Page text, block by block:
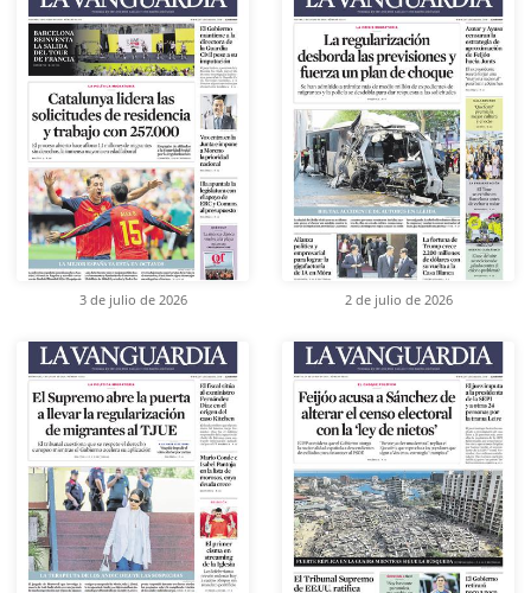
3 de julio de 2026 2 de julio de 2026